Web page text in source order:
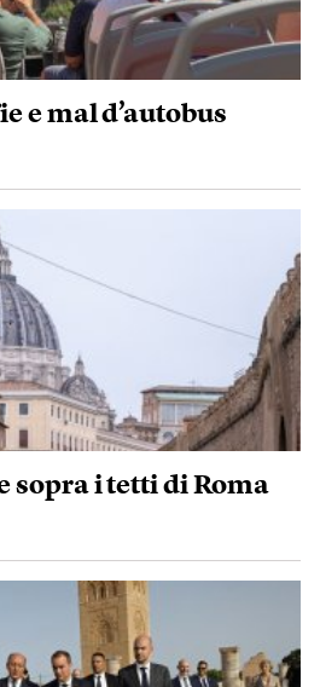
e mal d’autobus
sopra i tetti di Roma